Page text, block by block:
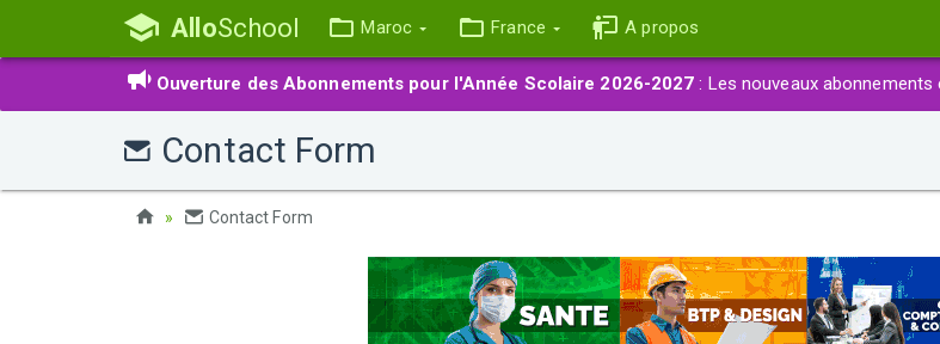
AlloSchool Maroc France A propos
Ouverture des Abonnements pour l'Année Scolaire 2026-2027 : Les nouveaux abonnements
Contact Form
Contact Form